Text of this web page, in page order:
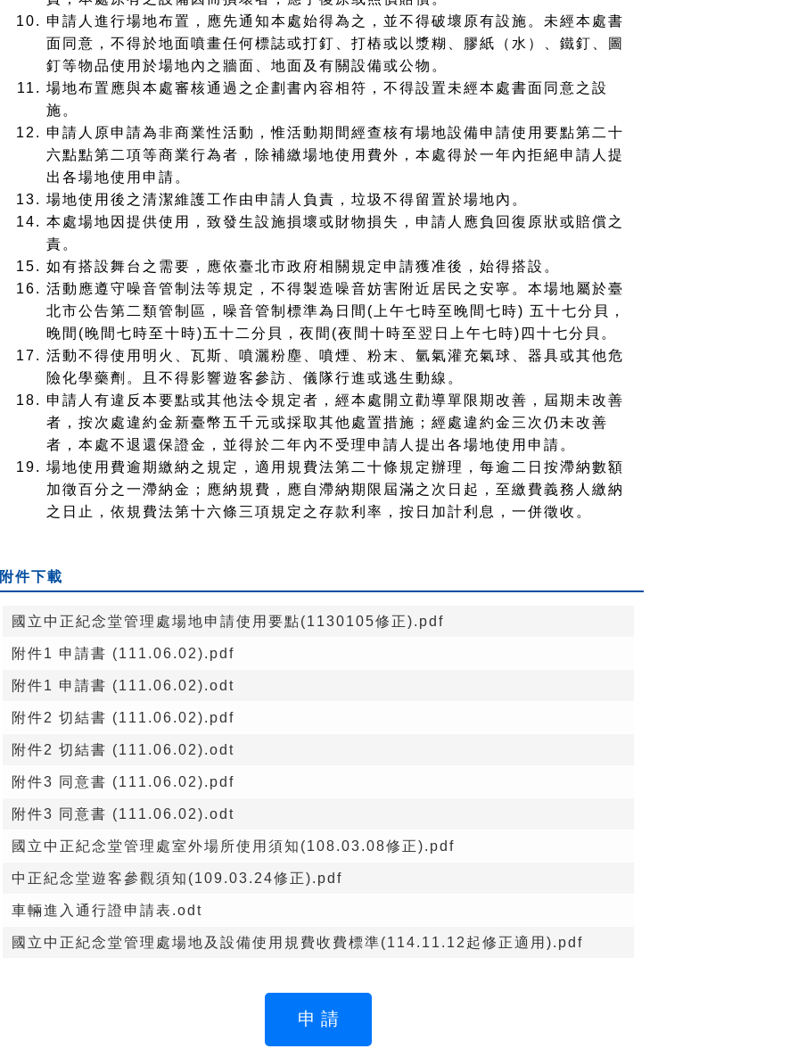
申請人進行場地布置，應先通知本處始得為之，並不得破壞原有設施。未經本處書
面同意，不得於地面噴畫任何標誌或打釘、打樁或以漿糊、膠紙（水）、鐵釘、圖
釘等物品使用於場地內之牆面、地面及有關設備或公物。
場地布置應與本處審核通過之企劃書內容相符，不得設置未經本處書面同意之設
施。
申請人原申請為非商業性活動，惟活動期間經查核有場地設備申請使用要點第二十
六點點第二項等商業行為者，除補繳場地使用費外，本處得於一年內拒絕申請人提
出各場地使用申請。
場地使用後之清潔維護工作由申請人負責，垃圾不得留置於場地內。
本處場地因提供使用，致發生設施損壞或財物損失，申請人應負回復原狀或賠償之
責。
如有搭設舞台之需要，應依臺北市政府相關規定申請獲准後，始得搭設。
活動應遵守噪音管制法等規定，不得製造噪音妨害附近居民之安寧。本場地屬於臺
北市公告第二類管制區，噪音管制標準為日間(上午七時至晚間七時) 五十七分貝，
晚間(晚間七時至十時)五十二分貝，夜間(夜間十時至翌日上午七時)四十七分貝。
活動不得使用明火、瓦斯、噴灑粉塵、噴煙、粉末、氫氣灌充氣球、器具或其他危
險化學藥劑。且不得影響遊客參訪、儀隊行進或逃生動線。
申請人有違反本要點或其他法令規定者，經本處開立勸導單限期改善，屆期未改善
者，按次處違約金新臺幣五千元或採取其他處置措施；經處違約金三次仍未改善
者，本處不退還保證金，並得於二年內不受理申請人提出各場地使用申請。
場地使用費逾期繳納之規定，適用規費法第二十條規定辦理，每逾二日按滯納數額
加徵百分之一滯納金；應納規費，應自滯納期限屆滿之次日起，至繳費義務人繳納
之日止，依規費法第十六條三項規定之存款利率，按日加計利息，一併徵收。
附件下載
國立中正紀念堂管理處場地申請使用要點(1130105修正).pdf
附件1 申請書 (111.06.02).pdf
附件1 申請書 (111.06.02).odt
附件2 切結書 (111.06.02).pdf
附件2 切結書 (111.06.02).odt
附件3 同意書 (111.06.02).pdf
附件3 同意書 (111.06.02).odt
國立中正紀念堂管理處室外場所使用須知(108.03.08修正).pdf
中正紀念堂遊客參觀須知(109.03.24修正).pdf
車輛進入通行證申請表.odt
國立中正紀念堂管理處場地及設備使用規費收費標準(114.11.12起修正適用).pdf